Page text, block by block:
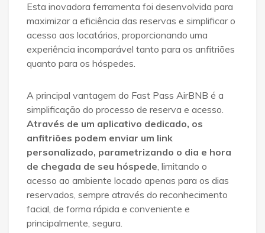
Esta inovadora ferramenta foi desenvolvida para
maximizar a eficiência das reservas e simplificar o
acesso aos locatários, proporcionando uma
experiência incomparável tanto para os anfitriões
quanto para os hóspedes.
A principal vantagem do Fast Pass AirBNB é a
simplificação do processo de reserva e acesso.
Através de um aplicativo dedicado, os
anfitriões podem enviar um link
personalizado, parametrizando o dia e hora
de chegada de seu hóspede, limitando o
acesso ao ambiente locado apenas para os dias
reservados, sempre através do reconhecimento
facial, de forma rápida e conveniente e
principalmente, segura.